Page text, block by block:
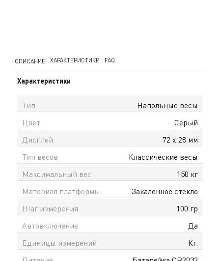
ОПИСАНИЕ ХАРАКТЕРИСТИКИ FAQ
Характеристики
Тип
Напольные весы
Цвет
Серый
Дисплей
72 x 28 мм
Тип весов
Классические весы
Максимальный вес
150 кг
Материал платформы
Закаленное стекло
Шаг измерения
100 гр
Автовключение
Да
Единицы измерений
Кг.